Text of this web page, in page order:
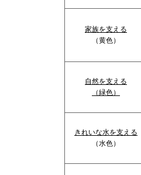
家族を支える
（黄色）
自然を支える
（緑色）
きれいな水を支える
（水色）